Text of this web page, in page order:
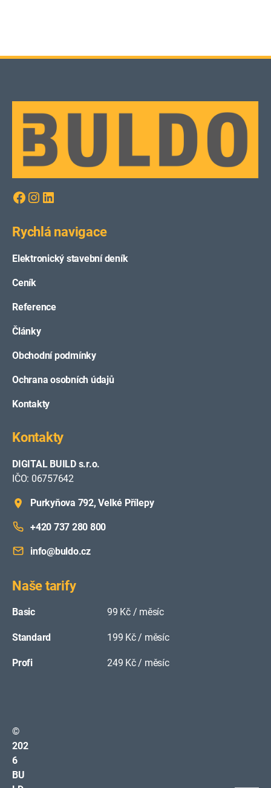
Facebook
Instagram
LinkedIn
Rychlá navigace
Elektronický stavební deník
Ceník
Reference
Články
Obchodní podmínky
Ochrana osobních údajů
Kontakty
Kontakty
DIGITAL BUILD s.r.o.
IČO: 06757642
Purkyňova 792, Velké Přílepy
+420 737 280 800
info@buldo.cz
Naše tarify
Basic 99 Kč / měsíc
Standard 199 Kč / měsíc
Profi 249 Kč / měsíc
©
202
6
BU